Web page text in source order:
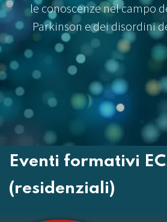
le conoscenze nel campo
Parkinson e dei disordini
Eventi formativi
(residenziali)